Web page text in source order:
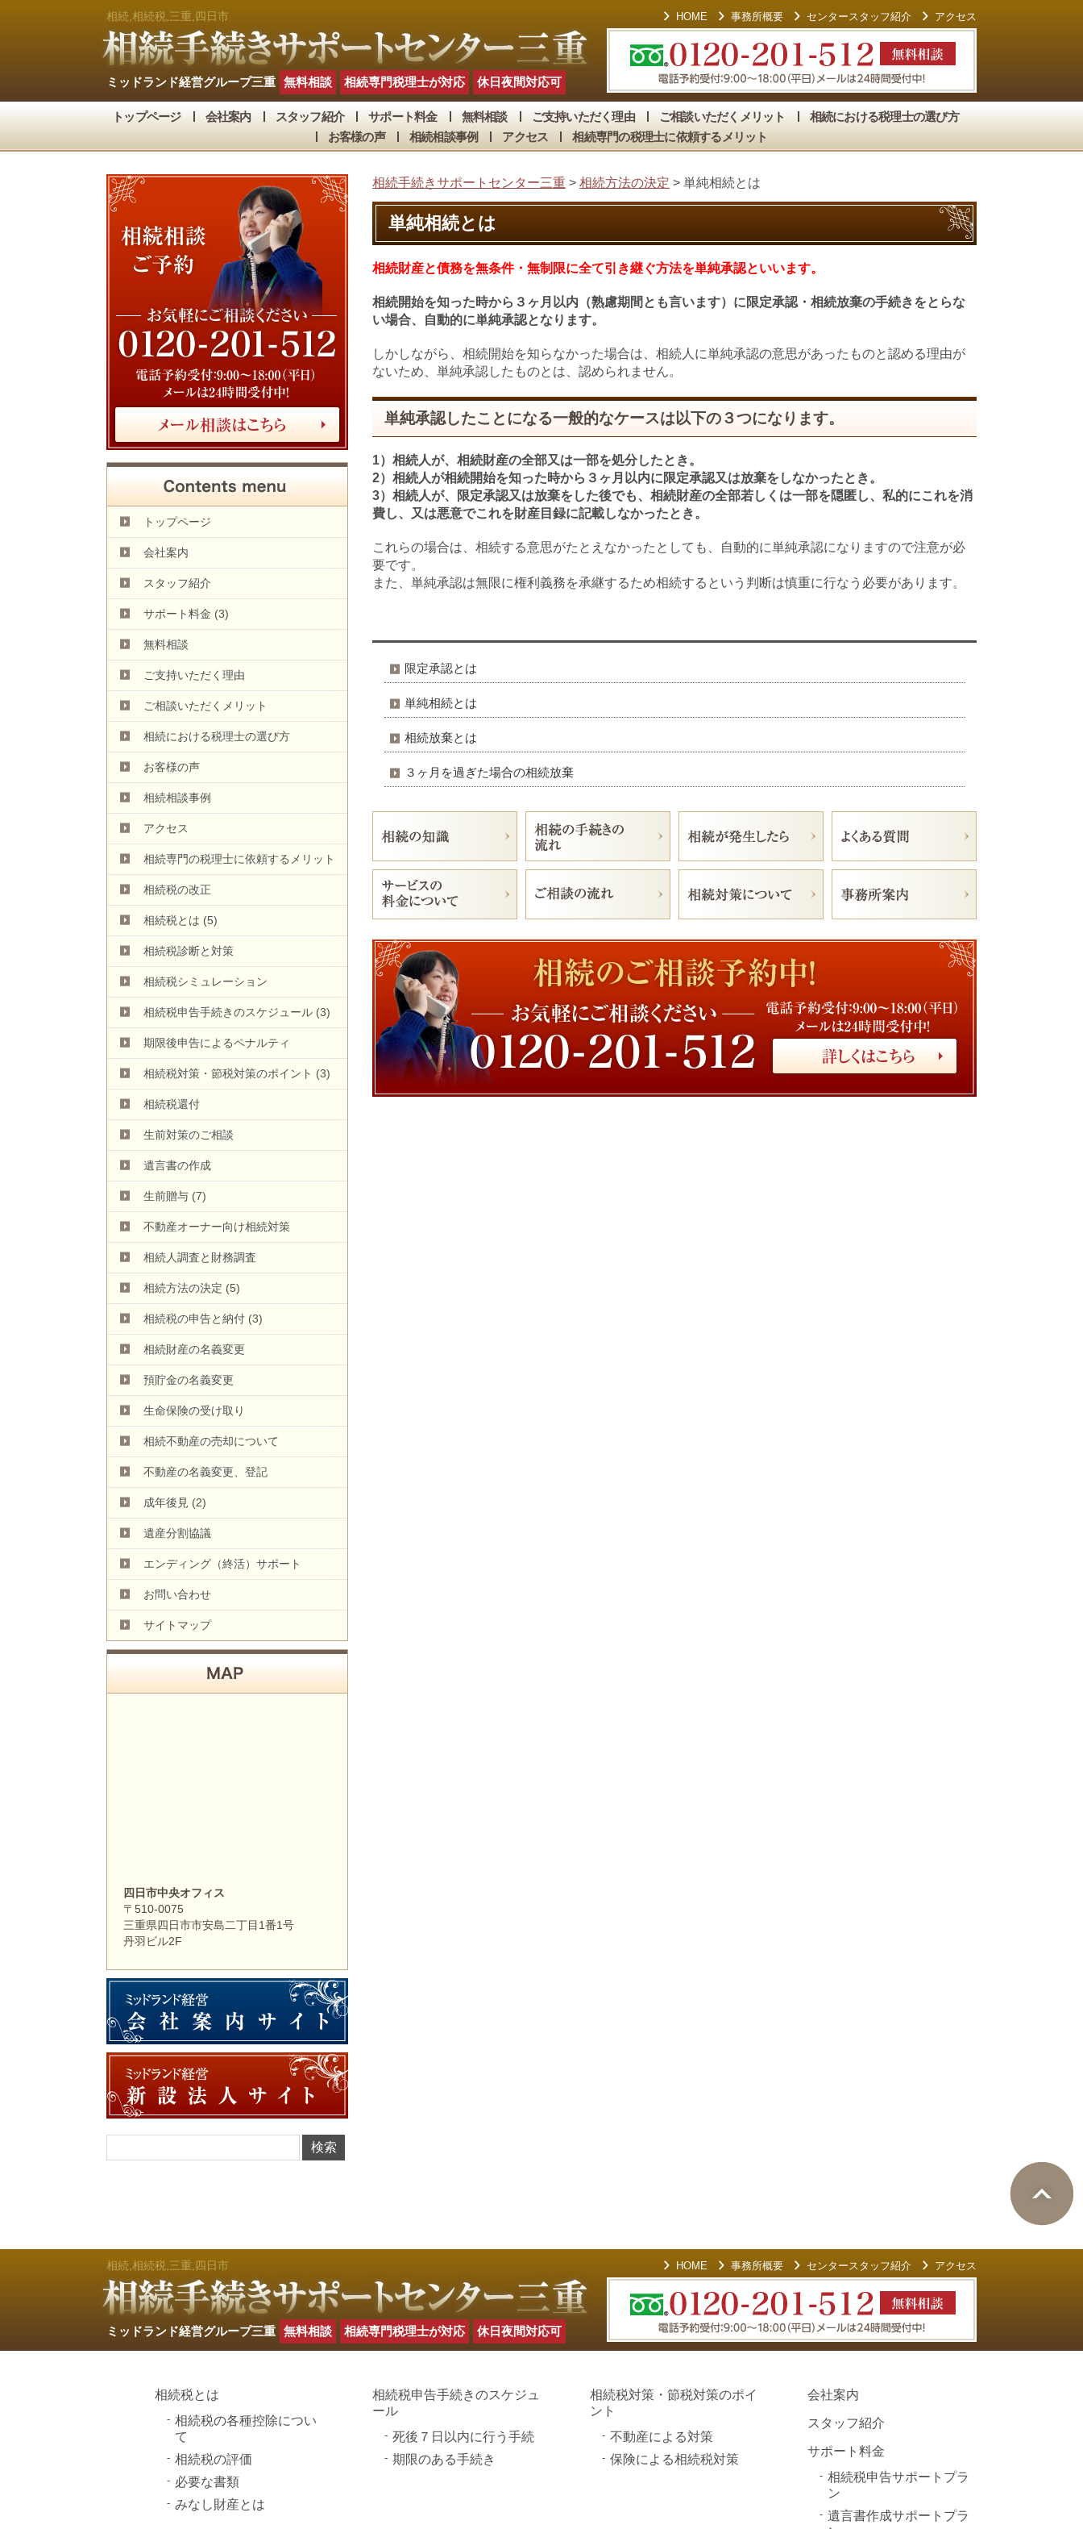
相続,相続税,三重,四日市
ミッドランド経営グループ三重 無料相談 相続専門税理士が対応 休日夜間対応可
HOME 事務所概要 センタースタッフ紹介 アクセス
トップページ 会社案内 スタッフ紹介 サポート料金 無料相談 ご支持いただく理由 ご相談いただくメリット
相続における税理士の選び方
お客様の声
相続相談事例 アクセス 相続専門の税理士に依頼するメリット
相続手続きサポートセンター三重 > 相続方法の決定 > 単純相続とは
単純相続とは
相続財産と債務を無条件・無制限に全て引き継ぐ方法を単純承認といいます。
相続開始を知った時から３ヶ月以内（熟慮期間とも言います）に限定承認・相続放棄の手続きをとらな
い場合、自動的に単純承認となります。
しかしながら、相続開始を知らなかった場合は、相続人に単純承認の意思があったものと認める理由が
ないため、単純承認したものとは、認められません。
単純承認したことになる一般的なケースは以下の３つになります。
1）相続人が、相続財産の全部又は一部を処分したとき。
2）相続人が相続開始を知った時から３ヶ月以内に限定承認又は放棄をしなかったとき。
3）相続人が、限定承認又は放棄をした後でも、相続財産の全部若しくは一部を隠匿し、私的にこれを消
費し、又は悪意でこれを財産目録に記載しなかったとき。
これらの場合は、相続する意思がたとえなかったとしても、自動的に単純承認になりますので注意が必
要です。
また、単純承認は無限に権利義務を承継するため相続するという判断は慎重に行なう必要があります。
限定承認とは
単純相続とは
相続放棄とは
３ヶ月を過ぎた場合の相続放棄
トップページ
会社案内
スタッフ紹介
サポート料金 (3)
無料相談
ご支持いただく理由
ご相談いただくメリット
相続における税理士の選び方
お客様の声
相続相談事例
アクセス
相続専門の税理士に依頼するメリット
相続税の改正
相続税とは (5)
相続税診断と対策
相続税シミュレーション
相続税申告手続きのスケジュール (3)
期限後申告によるペナルティ
相続税対策・節税対策のポイント (3)
相続税還付
生前対策のご相談
遺言書の作成
生前贈与 (7)
不動産オーナー向け相続対策
相続人調査と財務調査
相続方法の決定 (5)
相続税の申告と納付 (3)
相続財産の名義変更
預貯金の名義変更
生命保険の受け取り
相続不動産の売却について
不動産の名義変更、登記
成年後見 (2)
遺産分割協議
エンディング（終活）サポート
お問い合わせ
サイトマップ
四日市中央オフィス
〒510-0075
三重県四日市市安島二丁目1番1号
丹羽ビル2F
相続,相続税,三重,四日市
ミッドランド経営グループ三重 無料相談 相続専門税理士が対応 休日夜間対応可
HOME 事務所概要 センタースタッフ紹介 アクセス
相続税とは
相続税の各種控除につい
て
相続税の評価
必要な書類
みなし財産とは
相続税申告手続きのスケジュ
ール
死後７日以内に行う手続
期限のある手続き
相続税対策・節税対策のポイ
ント
不動産による対策
保険による相続税対策
会社案内
スタッフ紹介
サポート料金
相続税申告サポートプラ
ン
遺言書作成サポートプラ